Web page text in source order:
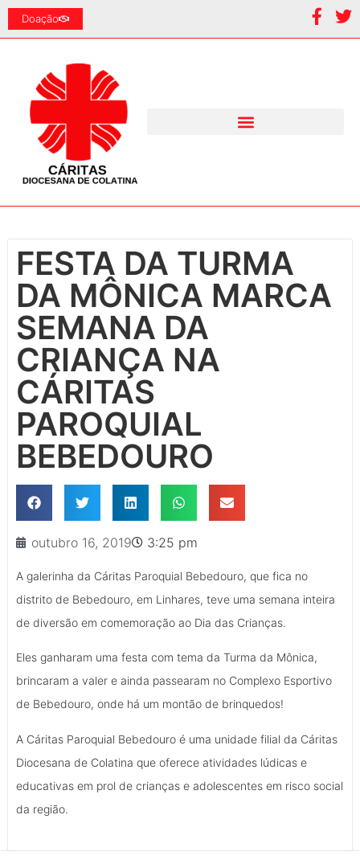
Doação
FESTA DA TURMA
DA MÔNICA MARCA
SEMANA DA
CRIANÇA NA
CÁRITAS
PAROQUIAL
BEBEDOURO
outubro 16, 2019 3:25 pm
A galerinha da Cáritas Paroquial Bebedouro, que fica no
distrito de Bebedouro, em Linhares, teve uma semana inteira
de diversão em comemoração ao Dia das Crianças.
Eles ganharam uma festa com tema da Turma da Mônica,
brincaram a valer e ainda passearam no Complexo Esportivo
de Bebedouro, onde há um montão de brinquedos!
A Cáritas Paroquial Bebedouro é uma unidade filial da Cáritas
Diocesana de Colatina que oferece atividades lúdicas e
educativas em prol de crianças e adolescentes em risco social
da região.